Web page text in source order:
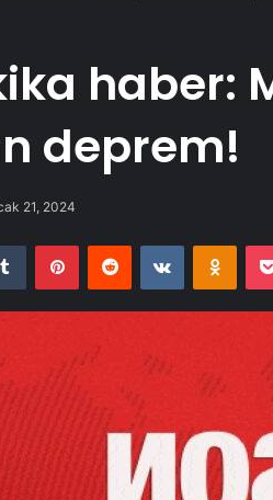
haber:
deprem!
21, 2024
Tumblr PinterestReddit VKontakte